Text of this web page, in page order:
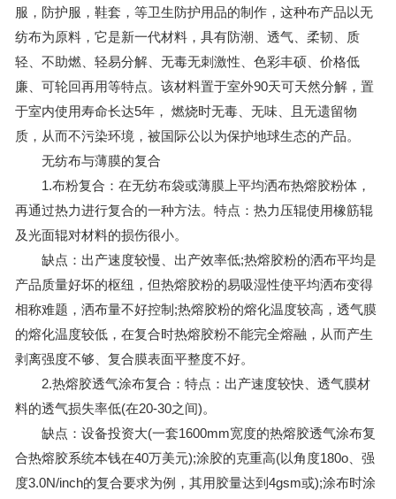
服，防护服，鞋套，等卫生防护用品的制作，这种布产品以无
纺布为原料，它是新一代材料，具有防潮、透气、柔韧、质
轻、不助燃、轻易分解、无毒无刺激性、色彩丰硕、价格低
廉、可轮回再用等特点。该材料置于室外90天可天然分解，置
于室内使用寿命长达5年， 燃烧时无毒、无味、且无遗留物
质，从而不污染环境，被国际公以为保护地球生态的产品。
无纺布与薄膜的复合
1.布粉复合：在无纺布袋或薄膜上平均洒布热熔胶粉体，
再通过热力进行复合的一种方法。特点：热力压辊使用橡筋辊
及光面辊对材料的损伤很小。
缺点：出产速度较慢、出产效率低;热熔胶粉的洒布平均是
产品质量好坏的枢纽，但热熔胶粉的易吸湿性使平均洒布变得
相称难题，洒布量不好控制;热熔胶粉的熔化温度较高，透气膜
的熔化温度较低，在复合时热熔胶粉不能完全熔融，从而产生
剥离强度不够、复合膜表面平整度不好。
2.热熔胶透气涂布复合：特点：出产速度较快、透气膜材
料的透气损失率低(在20-30之间)。
缺点：设备投资大(一套1600mm宽度的热熔胶透气涂布复
合热熔胶系统本钱在40万美元);涂胶的克重高(以角度180о、强
度3.0N/inch的复合要求为例，其用胶量达到4gsm或);涂布时涂